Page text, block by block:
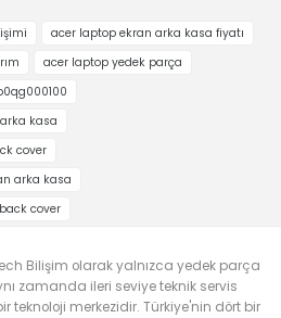
acer laptop ekran arka kasa fiyatı
acer laptop yedek parça
kasa
cover
arka kasa
cover
Bilişim olarak yalnızca yedek parça
zamanda ileri seviye teknik servis
teknoloji merkezidir. Türkiye'nin dört bir